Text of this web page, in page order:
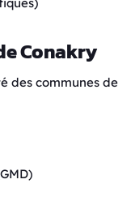
Conakry
des communes de